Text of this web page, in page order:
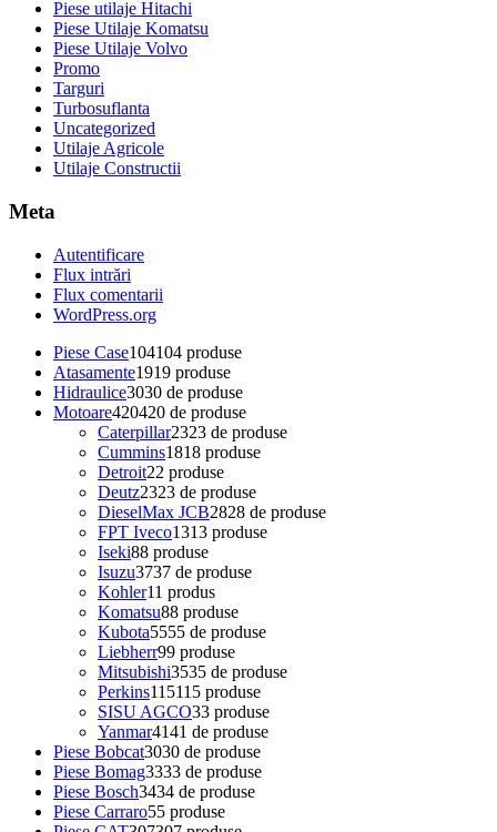
Piese utilaje Hitachi
Piese Utilaje Komatsu
Piese Utilaje Volvo
Promo
Targuri
Turbosuflanta
Uncategorized
Utilaje Agricole
Utilaje Constructii
Meta
Autentificare
Flux intrări
Flux comentarii
WordPress.org
Piese Case104104 produse
Atasamente1919 produse
Hidraulice3030 de produse
Motoare420420 de produse
Caterpillar2323 de produse
Cummins1818 produse
Detroit22 produse
Deutz2323 de produse
DieselMax JCB2828 de produse
FPT Iveco1313 produse
Iseki88 produse
Isuzu3737 de produse
Kohler11 produs
Komatsu88 produse
Kubota5555 de produse
Liebherr99 produse
Mitsubishi3535 de produse
Perkins115115 produse
SISU AGCO33 produse
Yanmar4141 de produse
Piese Bobcat3030 de produse
Piese Bomag3333 de produse
Piese Bosch3434 de produse
Piese Carraro55 produse